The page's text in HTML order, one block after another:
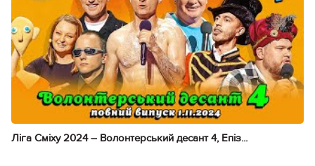
Ліга Сміху 2024 – Волонтерський десант 4, Епіз...